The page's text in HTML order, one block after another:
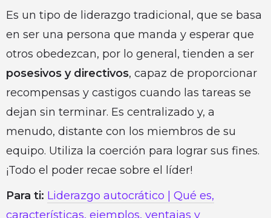
Es un tipo de liderazgo tradicional, que se basa
en ser una persona que manda y esperar que
otros obedezcan, por lo general, tienden a ser
posesivos y directivos, capaz de proporcionar
recompensas y castigos cuando las tareas se
dejan sin terminar. Es centralizado y, a
menudo, distante con los miembros de su
equipo. Utiliza la coerción para lograr sus fines.
¡Todo el poder recae sobre el líder!
Para ti: Liderazgo autocrático | Qué es,
características, ejemplos, ventajas y